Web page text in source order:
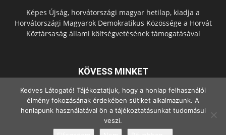
Képes Újság, horvátországi magyar hetilap, kiadja a
Horvátországi Magyarok Demokratikus Közössége a Horvát
Köztársaság állami költségvetésének támogatásával
KÖVESS MINKET
Kedves Látogató! Tájékoztatjuk, hogy a honlap felhasználói
élmény fokozásának érdekében sütiket alkalmazunk. A
honlapunk használatával ön a tájékoztatásunkat tudomásul
veszi.